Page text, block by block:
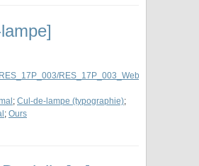
; Cul-de-lampe (typographie);
; Ours